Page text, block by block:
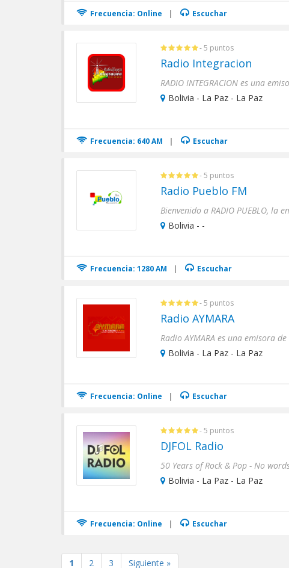
Frecuencia: Online | Escuchar
- 5 puntos
Radio Integracion
Bolivia - La Paz - La Paz
Frecuencia: 640 AM | Escuchar
- 5 puntos
Radio Pueblo FM
Bolivia - -
Frecuencia: 1280 AM | Escuchar
- 5 puntos
Radio AYMARA
Bolivia - La Paz - La Paz
Frecuencia: Online | Escuchar
- 5 puntos
DJFOL Radio
50 Years of Rock & Pop - No
Bolivia - La Paz - La Paz
Frecuencia: Online | Escuchar
1 2 3 Siguiente »